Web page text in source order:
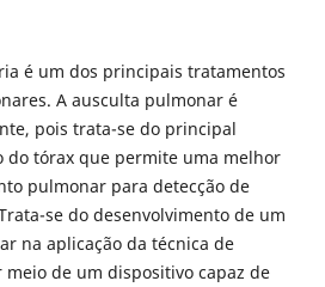
é um dos principais tratamentos
A ausculta pulmonar é
pois trata-se do principal
do tórax que permite uma melhor
pulmonar para detecção de
se do desenvolvimento de um
na aplicação da técnica de
de um dispositivo capaz de